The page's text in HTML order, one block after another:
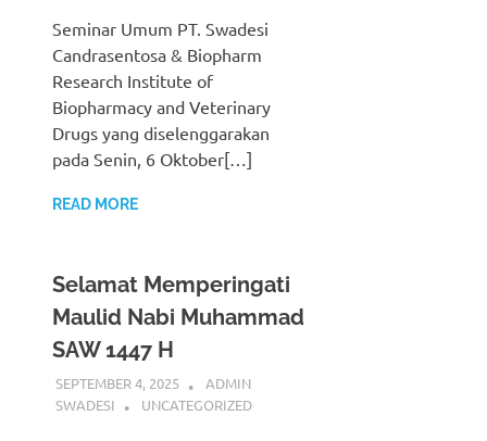
Seminar Umum PT. Swadesi
Candrasentosa & Biopharm
Research Institute of
Biopharmacy and Veterinary
Drugs yang diselenggarakan
pada Senin, 6 Oktober[…]
READ MORE
Selamat Memperingati
Maulid Nabi Muhammad
SAW 1447 H
SEPTEMBER 4, 2025
ADMIN
SWADESI
UNCATEGORIZED